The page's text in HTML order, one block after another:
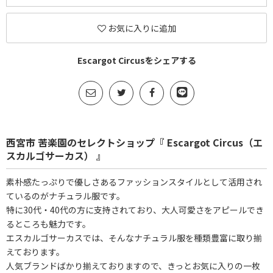
お気に入りに追加
Escargot Circusをシェアする
西宮市 苦楽園のセレクトショップ『 Escargot Circus（エ
スカルゴサーカス） 』
素朴感たっぷりで優しさあるファッションスタイルとして活用され
ているのがナチュラル服です。
特に30代・40代の方に支持されており、大人可愛さをアピールでき
るところも魅力です。
エスカルゴサーカスでは、そんなナチュラル服を種類豊富に取り揃
えております。
人気ブランドばかり揃えておりますので、きっとお気に入りの一枚